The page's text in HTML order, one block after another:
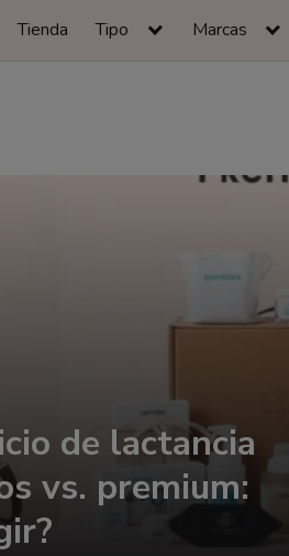
Tienda Tipo Marcas
de lactancia
vs. premium: